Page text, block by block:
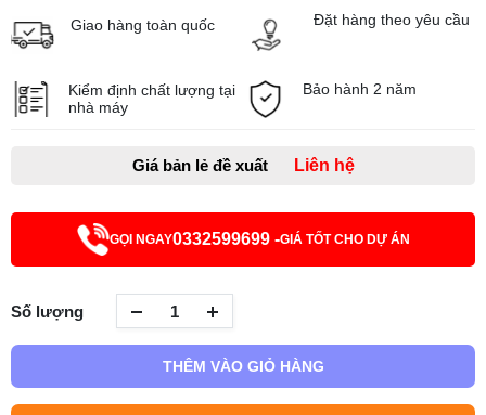
Giao hàng toàn quốc Đặt hàng theo yêu cầu
Kiểm định chất lượng tại
nhà máy
Bảo hành 2 năm
Giá bản lẻ đề xuất Liên hệ
GỌI NGAY0332599699 -GIÁ TỐT CHO DỰ ÁN
Số lượng
THÊM VÀO GIỎ HÀNG